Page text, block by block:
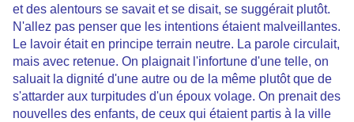
et des alentours se savait et se disait, se suggérait plutôt.
N'allez pas penser que les intentions étaient malveillantes.
Le lavoir était en principe terrain neutre. La parole circulait,
mais avec retenue. On plaignait l'infortune d'une telle, on
saluait la dignité d'une autre ou de la même plutôt que de
s'attarder aux turpitudes d'un époux volage. On prenait des
nouvelles des enfants, de ceux qui étaient partis à la ville